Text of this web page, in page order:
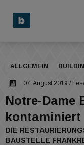
ALLGEMEIN
07. August 2019 /
Notre-Dame
kontaminiert
DIE
BAUSTELLE